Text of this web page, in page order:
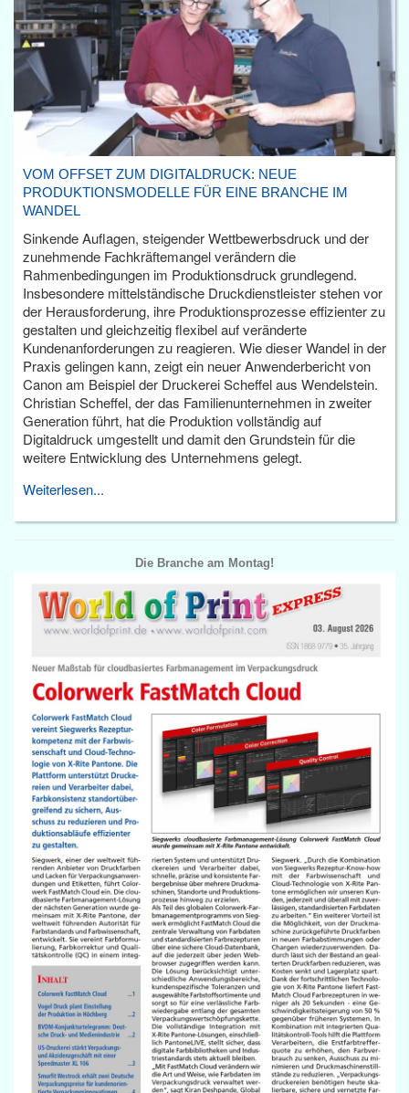
VOM OFFSET ZUM DIGITALDRUCK: NEUE
PRODUKTIONSMODELLE FÜR EINE BRANCHE IM
WANDEL
Sinkende Auflagen, steigender Wettbewerbsdruck und der
zunehmende Fachkräftemangel verändern die
Rahmenbedingungen im Produktionsdruck grundlegend.
Insbesondere mittelständische Druckdienstleister stehen vor
der Herausforderung, ihre Produktionsprozesse effizienter zu
gestalten und gleichzeitig flexibel auf veränderte
Kundenanforderungen zu reagieren. Wie dieser Wandel in der
Praxis gelingen kann, zeigt ein neuer Anwenderbericht von
Canon am Beispiel der Druckerei Scheffel aus Wendelstein.
Christian Scheffel, der das Familienunternehmen in zweiter
Generation führt, hat die Produktion vollständig auf
Digitaldruck umgestellt und damit den Grundstein für die
weitere Entwicklung des Unternehmens gelegt.
Weiterlesen...
Die Branche am Montag!